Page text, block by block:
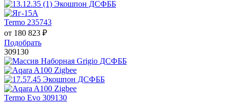
Termo 235743
от 180 823 ₽
Подобрать
309130
Termo Evo 309130